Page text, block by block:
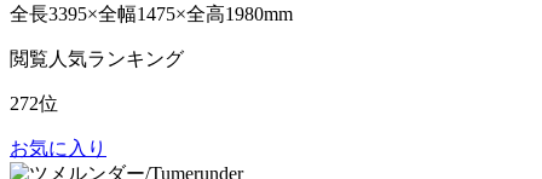
全長3395×全幅1475×全高1980mm
閲覧人気ランキング
272位
お気に入り